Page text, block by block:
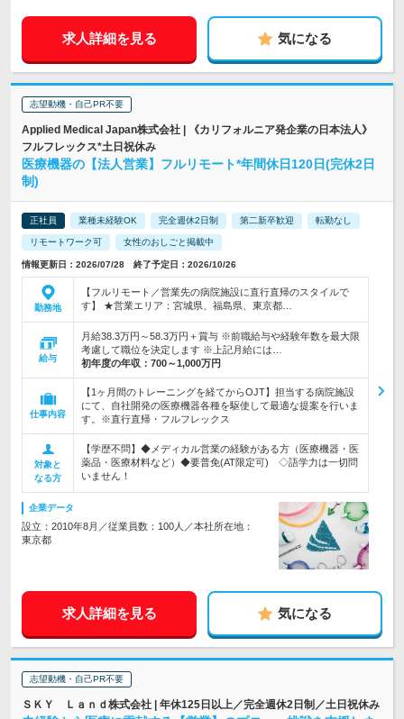
求人詳細を見る 気になる
志望動機・自己PR不要
Applied Medical Japan株式会社 | 《カリフォルニア発企業の日本法人》
フルフレックス*土日祝休み
医療機器の【法人営業】フルリモート*年間休日120日(完休2日
制)
正社員 業種未経験OK 完全週休2日制 第二新卒歓迎 転勤なし
リモートワーク可 女性のおしごと掲載中
情報更新日：2026/07/28 終了予定日：2026/10/26
勤務地
【フルリモート／営業先の病院施設に直行直帰のスタイルで
す】 ★営業エリア：宮城県、福島県、東京都…
給与
月給38.3万円～58.3万円＋賞与 ※前職給与や経験年数を最大限
考慮して職位を決定します ※上記月給には…
初年度の年収： 700～1,000万円
仕事内容
【1ヶ月間のトレーニングを経てからOJT】担当する病院施設
にて、自社開発の医療機器各種を駆使して最適な提案を行いま
す。※直行直帰・フルフレックス
対象と
なる方
【学歴不問】◆メディカル営業の経験がある方（医療機器・医
薬品・医療材料など）◆要普免(AT限定可) ◇語学力は一切問
いません！
企業データ
設立：2010年8月／従業員数：100人／本社所在地：
東京都
求人詳細を見る 気になる
志望動機・自己PR不要
ＳＫＹ Ｌａｎｄ株式会社 | 年休125日以上／完全週休2日制／土日祝休み